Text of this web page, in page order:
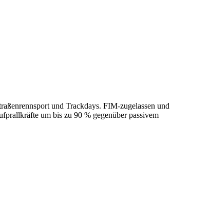
und Trackdays. FIM‑zugelassen und
um bis zu 90 % gegenüber passivem